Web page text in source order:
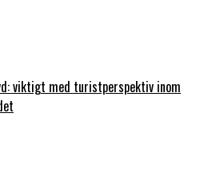
viktigt med turistperspektiv inom